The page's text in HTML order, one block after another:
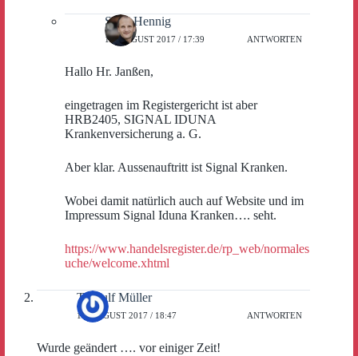
Sven Hennig
17. AUGUST 2017 / 17:39 ANTWORTEN
Hallo Hr. Janßen,
eingetragen im Registergericht ist aber
HRB2405, SIGNAL IDUNA
Krankenversicherung a. G.
Aber klar. Aussenauftritt ist Signal Kranken.
Wobei damit natürlich auch auf Website und im
Impressum Signal Iduna Kranken…. seht.
https://www.handelsregister.de/rp_web/normales
uche/welcome.xhtml
Thorulf Müller
17. AUGUST 2017 / 18:47 ANTWORTEN
Wurde geändert …. vor einiger Zeit!